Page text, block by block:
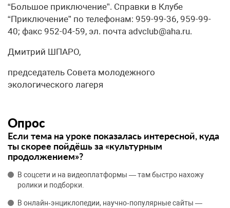
“Большое приключение”. Справки в Клубе
“Приключение” по телефонам: 959-99-36, 959-99-
40; факс 952-04-59, эл. почта advclub@aha.ru.
Дмитрий ШПАРО,
председатель Совета молодежного
экологического лагеря
Опрос
Если тема на уроке показалась интересной, куда
ты скорее пойдёшь за «культурным
продолжением»?
В соцсети и на видеоплатформы — там быстро нахожу
ролики и подборки.
В онлайн‑энциклопедии, научно‑популярные сайты —